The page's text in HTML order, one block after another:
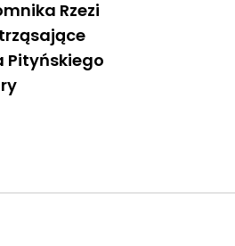
Rzezi
Pityńskiego